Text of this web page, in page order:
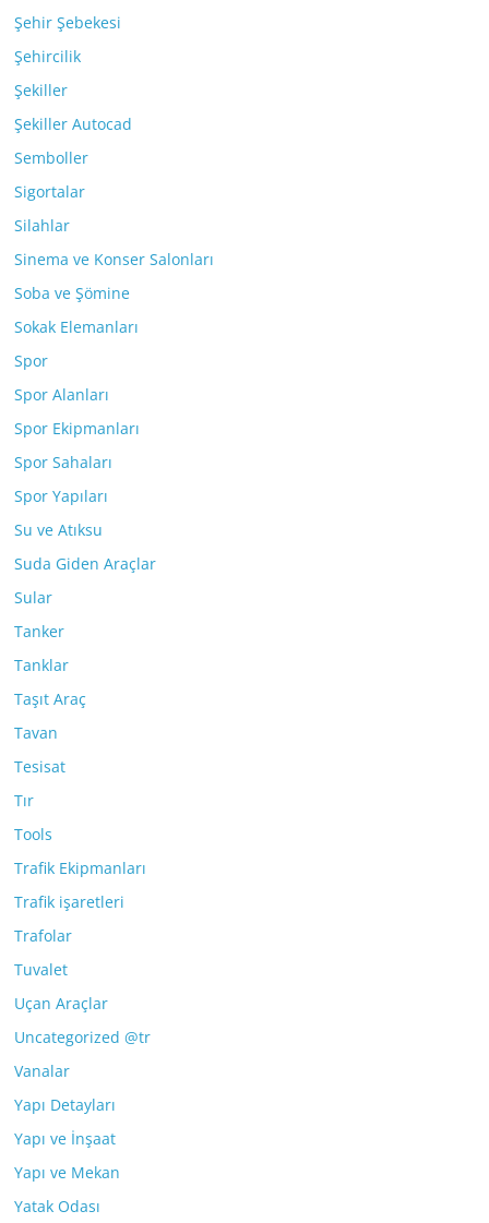
Şehir Şebekesi
Şehircilik
Şekiller
Şekiller Autocad
Semboller
Sigortalar
Silahlar
Sinema ve Konser Salonları
Soba ve Şömine
Sokak Elemanları
Spor
Spor Alanları
Spor Ekipmanları
Spor Sahaları
Spor Yapıları
Su ve Atıksu
Suda Giden Araçlar
Sular
Tanker
Tanklar
Taşıt Araç
Tavan
Tesisat
Tır
Tools
Trafik Ekipmanları
Trafik işaretleri
Trafolar
Tuvalet
Uçan Araçlar
Uncategorized @tr
Vanalar
Yapı Detayları
Yapı ve İnşaat
Yapı ve Mekan
Yatak Odası